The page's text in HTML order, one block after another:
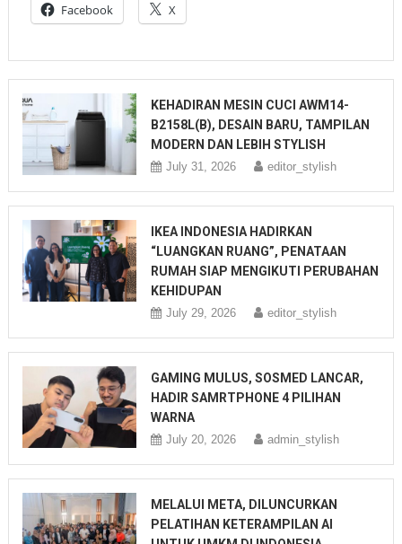
Facebook X
KEHADIRAN MESIN CUCI AWM14-
B2158L(B), DESAIN BARU, TAMPILAN
MODERN DAN LEBIH STYLISH
July 31, 2026 editor_stylish
IKEA INDONESIA HADIRKAN
“LUANGKAN RUANG”, PENATAAN
RUMAH SIAP MENGIKUTI PERUBAHAN
KEHIDUPAN
July 29, 2026 editor_stylish
GAMING MULUS, SOSMED LANCAR,
HADIR SAMRTPHONE 4 PILIHAN
WARNA
July 20, 2026 admin_stylish
MELALUI META, DILUNCURKAN
PELATIHAN KETERAMPILAN AI